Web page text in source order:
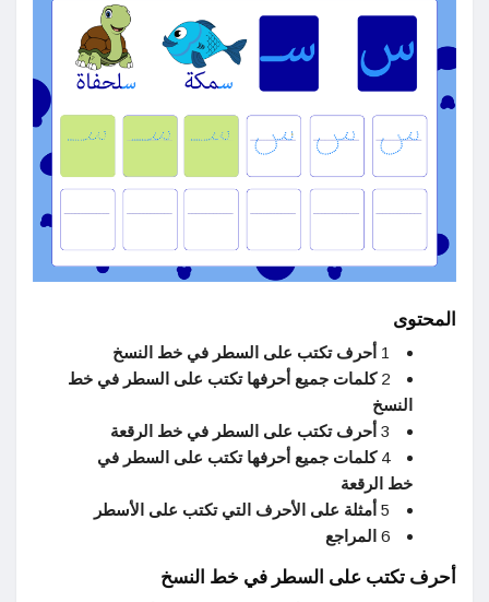
المحتوى
1 أحرف تكتب على السطر في خط النسخ
2 كلمات جميع أحرفها تكتب على السطر في خط
النسخ
3 أحرف تكتب على السطر في خط الرقعة
4 كلمات جميع أحرفها تكتب على السطر في
خط الرقعة
5 أمثلة على الأحرف التي تكتب على الأسطر
6 المراجع
أحرف تكتب على السطر في خط النسخ